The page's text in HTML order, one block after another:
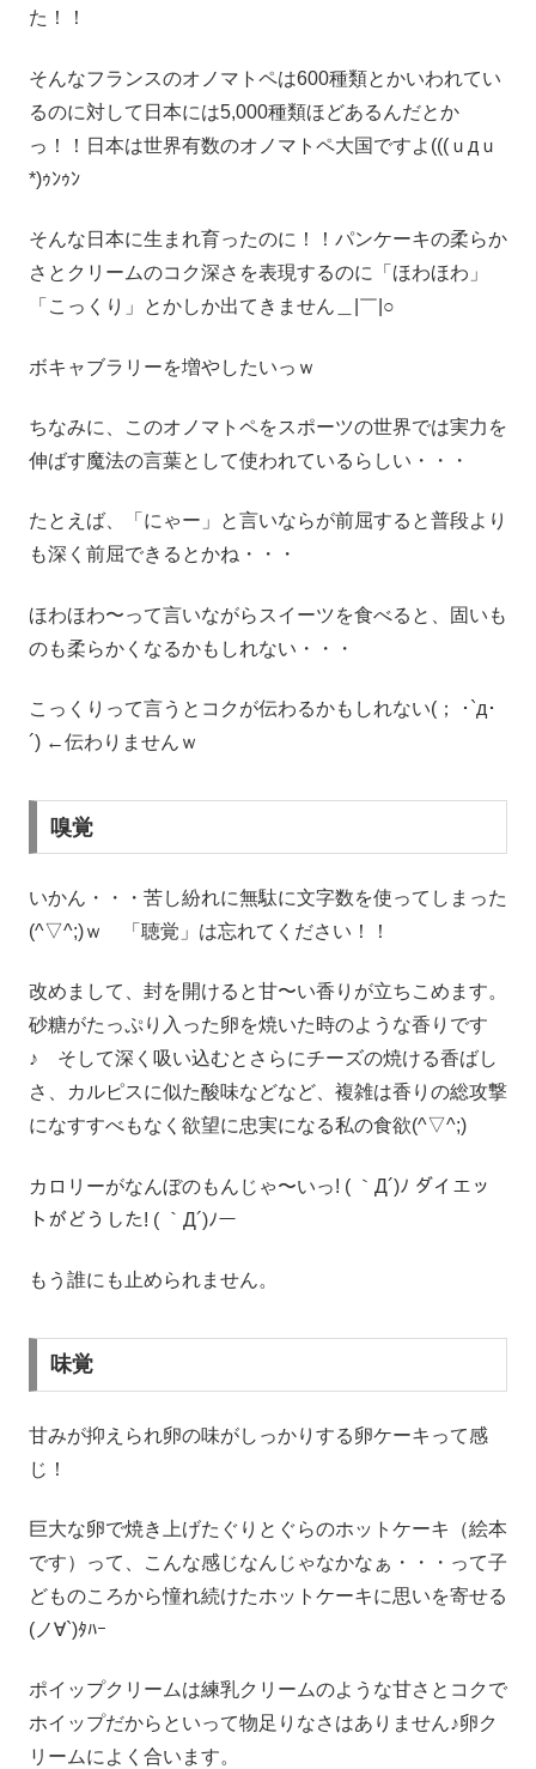
た！！
そんなフランスのオノマトペは600種類とかいわれてい
るのに対して日本には5,000種類ほどあるんだとか
っ！！日本は世界有数のオノマトペ大国ですよ(((ｕдｕ
*)ｩﾝｩﾝ
そんな日本に生まれ育ったのに！！パンケーキの柔らか
さとクリームのコク深さを表現するのに「ほわほわ」
「こっくり」とかしか出てきません＿|￣|○
ボキャブラリーを増やしたいっｗ
ちなみに、このオノマトペをスポーツの世界では実力を
伸ばす魔法の言葉として使われているらしい・・・
たとえば、「にゃー」と言いならが前屈すると普段より
も深く前屈できるとかね・・・
ほわほわ〜って言いながらスイーツを食べると、固いも
のも柔らかくなるかもしれない・・・
こっくりって言うとコクが伝わるかもしれない(； ･`д･
´) ←伝わりませんｗ
嗅覚
いかん・・・苦し紛れに無駄に文字数を使ってしまった
(^▽^;)ｗ 「聴覚」は忘れてください！！
改めまして、封を開けると甘〜い香りが立ちこめます。
砂糖がたっぷり入った卵を焼いた時のような香りです
♪ そして深く吸い込むとさらにチーズの焼ける香ばし
さ、カルピスに似た酸味などなど、複雑は香りの総攻撃
になすすべもなく欲望に忠実になる私の食欲(^▽^;)
カロリーがなんぼのもんじゃ〜いっ! ( ｀Д´)ﾉ ダイエッ
トがどうした! ( ｀Д´)ﾉー
もう誰にも止められません。
味覚
甘みが抑えられ卵の味がしっかりする卵ケーキって感
じ！
巨大な卵で焼き上げたぐりとぐらのホットケーキ（絵本
です）って、こんな感じなんじゃなかなぁ・・・って子
どものころから憧れ続けたホットケーキに思いを寄せる
(ノ∀`)ﾀﾊｰ
ポイップクリームは練乳クリームのような甘さとコクで
ホイップだからといって物足りなさはありません♪卵ク
リームによく合います。